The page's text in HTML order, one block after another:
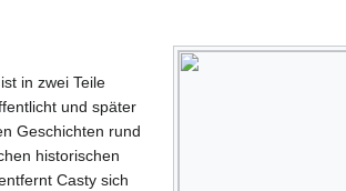
in zwei Teile
und später
Geschichten rund
historischen
Casty sich